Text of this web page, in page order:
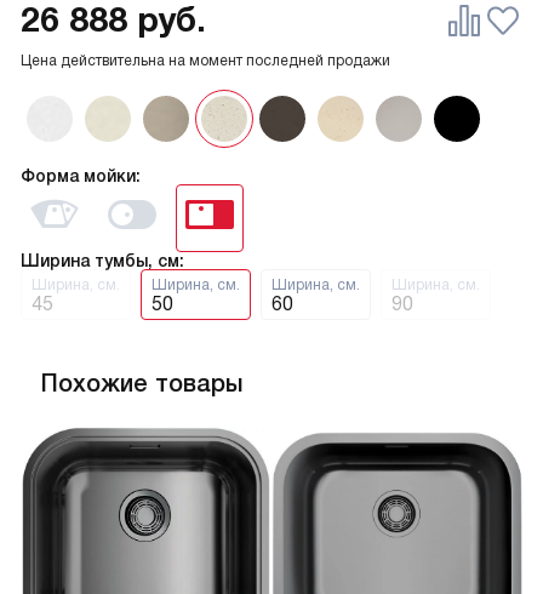
Форма мойки:
Ширина тумбы, см:
Ширина, см.
45
Ширина, см.
50
Ширина, см.
60
Ширина, см.
90
Цена действительна на момент последней продажи
26 888 руб.
Похожие товары